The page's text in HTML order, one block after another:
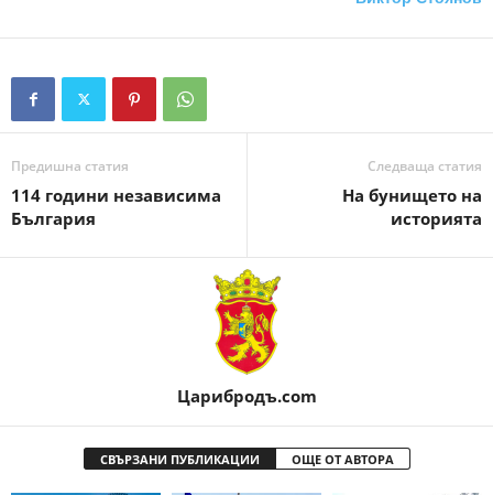
Предишна статия
114 години независима
България
Следваща статия
На бунището на
историята
Царибродъ.com
СВЪРЗАНИ ПУБЛИКАЦИИ ОЩЕ ОТ АВТОРА